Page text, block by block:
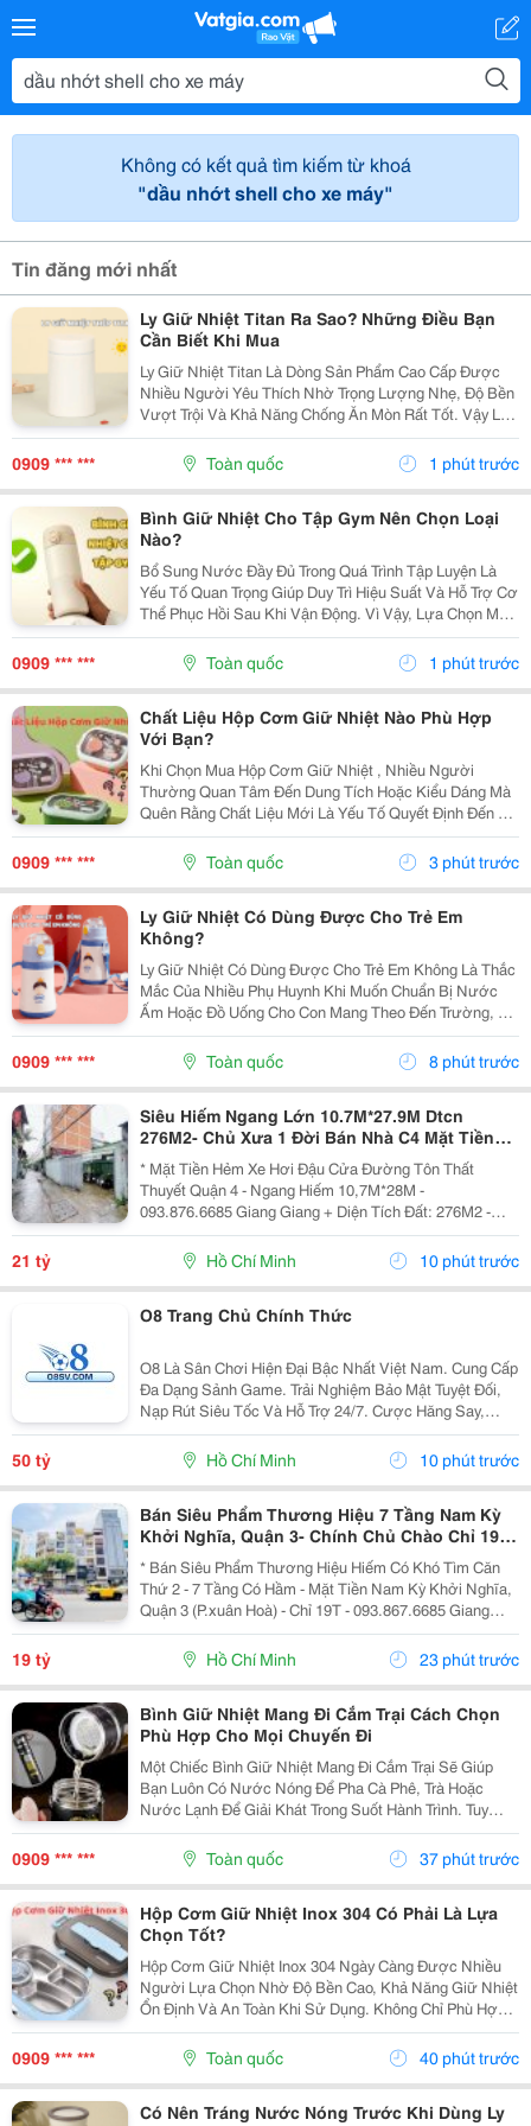
Không có kết quả tìm kiếm từ khoá
"dầu nhớt shell cho xe máy"
Tin đăng mới nhất
Ly Giữ Nhiệt Titan Ra Sao? Những Điều Bạn
Cần Biết Khi Mua
Ly Giữ Nhiệt Titan Là Dòng Sản Phẩm Cao Cấp Được
Nhiều Người Yêu Thích Nhờ Trọng Lượng Nhẹ, Độ Bền
Vượt Trội Và Khả Năng Chống Ăn Mòn Rất Tốt. Vậy Ly
Giữ Nhiệt Titan Có Gì Đặc Biệt Và Có Đáng Để Đầu Tư
Hay Không? Hãy Cùng Cozycup Tìm Hiểu Ngay Trong...
0909 *** *** Toàn quốc 1 phút trước
Bình Giữ Nhiệt Cho Tập Gym Nên Chọn Loại
Nào?
Bổ Sung Nước Đầy Đủ Trong Quá Trình Tập Luyện Là
Yếu Tố Quan Trọng Giúp Duy Trì Hiệu Suất Và Hỗ Trợ Cơ
Thể Phục Hồi Sau Khi Vận Động. Vì Vậy, Lựa Chọn Một
Bình Giữ Nhiệt Cho Tập Gym Phù Hợp Sẽ Giúp Bạn
Luôn Có Nước Mát Hoặc Nước Ấm Để Sử Dụng Bất
0909 *** *** Toàn quốc 1 phút trước
Chất Liệu Hộp Cơm Giữ Nhiệt Nào Phù Hợp
Với Bạn?
Khi Chọn Mua Hộp Cơm Giữ Nhiệt , Nhiều Người
Thường Quan Tâm Đến Dung Tích Hoặc Kiểu Dáng Mà
Quên Rằng Chất Liệu Mới Là Yếu Tố Quyết Định Đến Độ
Bền, Khả Năng Giữ Nhiệt Và Mức Độ An Toàn Khi Sử
Dụng. Hiểu Rõ Từng Loại Chất Liệu Sẽ Giúp Bạn Dễ
Dàng...
0909 *** *** Toàn quốc 3 phút trước
Ly Giữ Nhiệt Có Dùng Được Cho Trẻ Em
Không?
Ly Giữ Nhiệt Có Dùng Được Cho Trẻ Em Không Là Thắc
Mắc Của Nhiều Phụ Huynh Khi Muốn Chuẩn Bị Nước
Ấm Hoặc Đồ Uống Cho Con Mang Theo Đến Trường, Đi
Chơi Hoặc Tham Gia Các Hoạt Động Ngoài Trời. Thực
Tế, Trẻ Em Hoàn Toàn Có Thể Sử Dụng Ly Giữ Nhiệt
0909 *** *** Toàn quốc 8 phút trước
Siêu Hiếm Ngang Lớn 10.7M*27.9M Dtcn
276M2- Chủ Xưa 1 Đời Bán Nhà C4 Mặt Tiền
Hxh 8M Đ.tôn Thất Thuyết, Quận 4- Chỉ 21T-
Giang Giang
* Mặt Tiền Hẻm Xe Hơi Đậu Cửa Đường Tôn Thất
Thuyết Quận 4 - Ngang Hiếm 10,7M*28M -
093.876.6685 Giang Giang + Diện Tích Đất: 276M2 -
Ngang 9,4M Nở Hậu 10,7M * 27,9M. + Phù Hợp Chủ
Mới Xây Vp Công Ty, Căn Hộ Dịch Vụ Cao Cấp, &Hellip;.
+ Cách Mặt...
21 tỷ Hồ Chí Minh 10 phút trước
O8 Trang Chủ Chính Thức
O8 Là Sân Chơi Hiện Đại Bậc Nhất Việt Nam. Cung Cấp
Đa Dạng Sảnh Game. Trải Nghiệm Bảo Mật Tuyệt Đối,
Nạp Rút Siêu Tốc Và Hỗ Trợ 24/7. Cược Hăng Say,
Nhận Ngay 88K! Địa Chỉ: 122 Nguyễn Oanh, Gò Vấp, Hồ
Chí Minh, Việt Nam Phone: 0938472819 ...
50 tỷ Hồ Chí Minh 10 phút trước
Bán Siêu Phẩm Thương Hiệu 7 Tầng Nam Kỳ
Khởi Nghĩa, Quận 3- Chính Chủ Chào Chỉ 19T-
Khu Vip Nhất Hiếm Nhà Bán
* Bán Siêu Phẩm Thương Hiệu Hiếm Có Khó Tìm Căn
Thứ 2 - 7 Tầng Có Hầm - Mặt Tiền Nam Kỳ Khởi Nghĩa,
Quận 3 (P.xuân Hoà) - Chỉ 19T - 093.867.6685 Giang
Giang + Diện Tích: 38M2 - Ngang 3,1M*12,5M. + Kết
Cấu: 1 Hầm - 1 Trệt - 5 Tầng Sân Thượng. + Vị...
19 tỷ Hồ Chí Minh 23 phút trước
Bình Giữ Nhiệt Mang Đi Cắm Trại Cách Chọn
Phù Hợp Cho Mọi Chuyến Đi
Một Chiếc Bình Giữ Nhiệt Mang Đi Cắm Trại Sẽ Giúp
Bạn Luôn Có Nước Nóng Để Pha Cà Phê, Trà Hoặc
Nước Lạnh Để Giải Khát Trong Suốt Hành Trình. Tuy
Nhiên, Không Phải Mẫu Bình Nào Cũng Phù Hợp Với
Các Hoạt Động Ngoài Trời. Để Lựa Chọn Sản Phẩm Đáp
0909 *** *** Toàn quốc 37 phút trước
Hộp Cơm Giữ Nhiệt Inox 304 Có Phải Là Lựa
Chọn Tốt?
Hộp Cơm Giữ Nhiệt Inox 304 Ngày Càng Được Nhiều
Người Lựa Chọn Nhờ Độ Bền Cao, Khả Năng Giữ Nhiệt
Ổn Định Và An Toàn Khi Sử Dụng. Không Chỉ Phù Hợp
Với Người Đi Làm, Sản Phẩm Còn Đáp Ứng Tốt Nhu
Cầu Mang Cơm Đi Học Hay Chuẩn Bị Bữa Ăn Cho Cả
0909 *** *** Toàn quốc 40 phút trước
Có Nên Tráng Nước Nóng Trước Khi Dùng Ly